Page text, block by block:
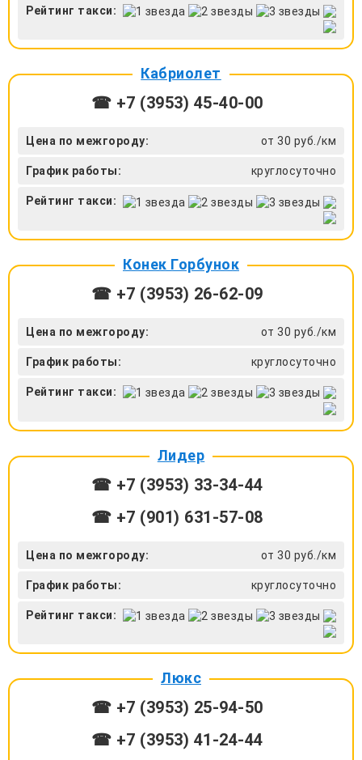
Рейтинг такси:
Кабриолет
☎ +7 (3953) 45-40-00
Цена по межгороду: от 30 руб./км
График работы: круглосуточно
Рейтинг такси:
Конек Горбунок
☎ +7 (3953) 26-62-09
Цена по межгороду: от 30 руб./км
График работы: круглосуточно
Рейтинг такси:
Лидер
☎ +7 (3953) 33-34-44
☎ +7 (901) 631-57-08
Цена по межгороду: от 30 руб./км
График работы: круглосуточно
Рейтинг такси:
Люкс
☎ +7 (3953) 25-94-50
☎ +7 (3953) 41-24-44